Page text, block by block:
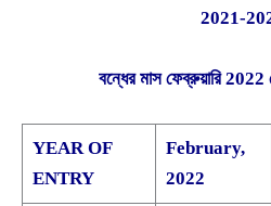
2021-
বন্ধের মাস ফেব্রুয়ারি
YEAR OF
ENTRY
February,
2022